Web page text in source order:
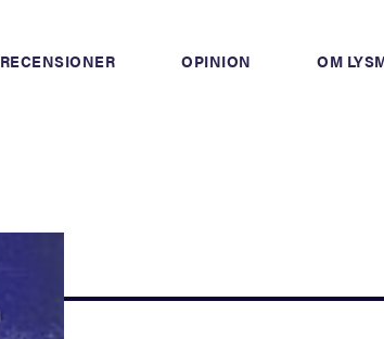
RECENSIONER OPINION OM